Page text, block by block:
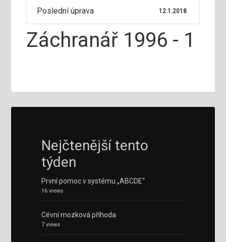
Poslední úprava 12.1.2018
Záchranář 1996 - 1
Nejčtenější tento
týden
První pomoc v systému „ABCDE“
16 views
Cévní mozková příhoda
7 views